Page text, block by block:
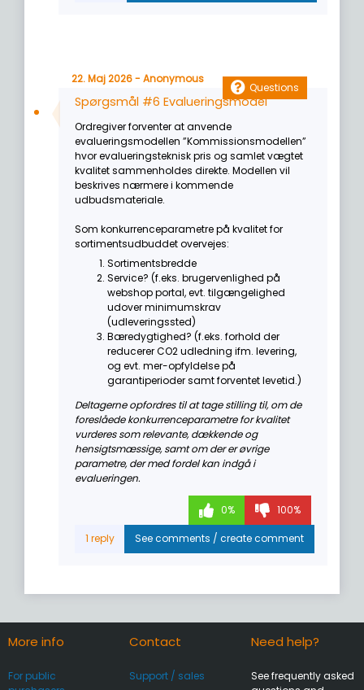
22. Maj 2026 - Anonymous
Questions
Spørgsmål #6 Evalueringsmodel
Ordregiver forventer at anvende
evalueringsmodellen ”Kommissionsmodellen”
hvor evalueringsteknisk pris og samlet vægtet
kvalitet sammenholdes direkte. Modellen vil
beskrives nærmere i kommende
udbudsmateriale.
Som konkurrenceparametre på kvalitet for
sortimentsudbuddet overvejes:
Sortimentsbredde
Service? (f.eks. brugervenlighed på
webshop portal, evt. tilgængelighed
udover minimumskrav
(udleveringssted)
Bæredygtighed? (f.eks. forhold der
reducerer CO2 udledning ifm. levering,
og evt. mer-opfyldelse på
garantiperioder samt forventet levetid.)
Deltagerne opfordres til at tage stilling til, om de
foreslåede konkurrenceparametre for kvalitet
vurderes som relevante, dækkende og
hensigtsmæssige, samt om der er øvrige
parametre, der med fordel kan indgå i
evalueringen.
0% 100%
More info
For public
Contact
Support / sales
Need help?
See frequently asked